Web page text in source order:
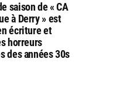
saison de « CA
à Derry » est
écriture et
horreurs
des années 30s